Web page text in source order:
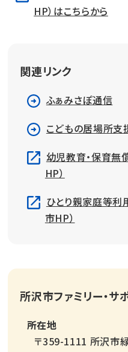
HP）はこちらから
関連リンク
ふぁみさぽ通信
こどもの居場所支
幼児教育・保育無
HP）
ひとり親家庭等利
市HP）
所沢市ファミリー・サ
所在地
〒359-1111 所沢市